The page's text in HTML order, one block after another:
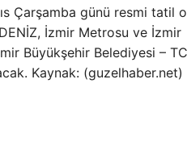
Çarşamba günü resmi tatil
İzmir Metrosu ve İzmir
Büyükşehir Belediyesi –
Kaynak: (guzelhaber.net)